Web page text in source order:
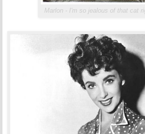
Marlon - I'm so jealous of that cat